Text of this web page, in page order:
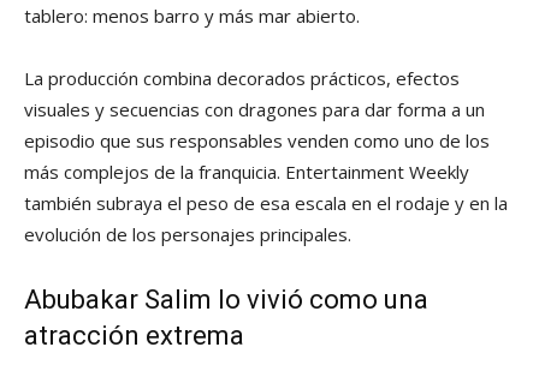
tablero: menos barro y más mar abierto.
La producción combina decorados prácticos, efectos
visuales y secuencias con dragones para dar forma a un
episodio que sus responsables venden como uno de los
más complejos de la franquicia. Entertainment Weekly
también subraya el peso de esa escala en el rodaje y en la
evolución de los personajes principales.
Abubakar Salim lo vivió como una
atracción extrema